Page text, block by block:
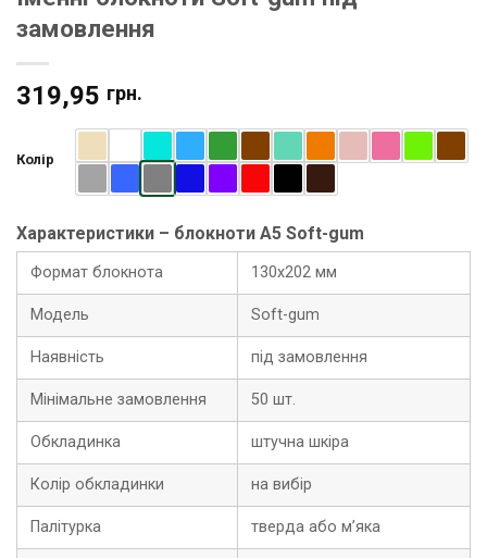
замовлення
319,95 грн.
Колір
Характеристики – блокноти A5 Soft-gum
Формат блокнота 130х202 мм
Модель Soft-gum
Наявність під замовлення
Мінімальне замовлення 50 шт.
Обкладинка штучна шкіра
Колір обкладинки на вибір
Палітурка тверда або м’яка